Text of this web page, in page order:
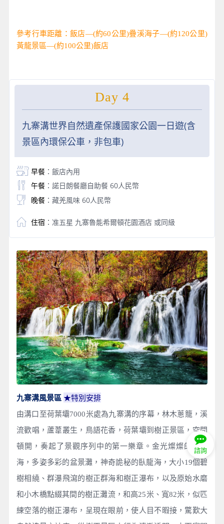
參考行車距離：飯店—(約60公里)疊溪海子—(約120公里)
黃龍景區—(約100公里)飯店
Day 4
九寨溝世界自然遺產保護國家公園一日遊(含
景區內環保公車，非包車)
早餐：飯店內用
午餐：諾日朗餐廳自助餐 60人民幣
晚餐：藏羌風味 60人民幣
住宿 ：准五星 九寨魯能希爾頓花園酒店 或同級
九寨溝風景區 ★特別安排
由溝口至荷葉壩7000米處為九寨溝的序幕，林木蔥籠，溪
流歡唱，蘆葦叢生，鳥語花香，荷葉壩到樹正景區，空間
頓開，奏起了景觀序列中的第一樂章。金光燦燦的火花
海，多姿多彩的盆景灘，神奇詭秘的臥龍海，大小19個碧
樹相繞、群瀑飛瀉的樹正群海和樹正瀑布，以及原始水磨
和小木橋點綴其間的樹正灘流，和高25米、寬82米，似匹
練空落的樹正瀑布，呈現在眼前，使人目不暇接，驚歎大
諮詢